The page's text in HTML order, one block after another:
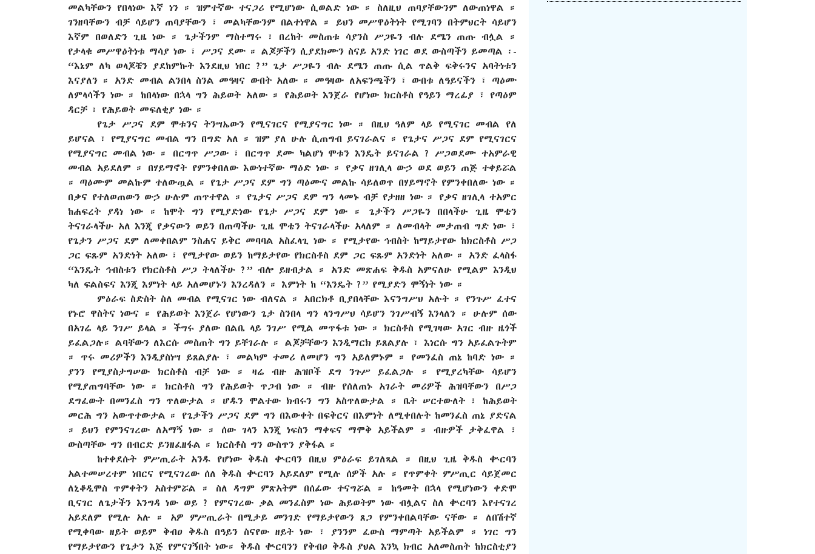
መልካቸውን የበላነው እኛ ነን ። ዝምተኛው ተናጋሪ የሚሆነው ሲወልድ ነው ። ስለዚህ ጠባያቸውንም ለውጠነዋል ።
ገንዘባቸውን ብቻ ሳይሆን ጠባያቸውን ፣ መልካቸውንም በልተነዋል ። ይህን መሥዋዕትነት የሚገባን በትምህርት ሳይሆን
እኛም በወለድን ጊዜ ነው ። ጌታችንም ማስተማሩ ፣ በረከት መስጠቱ ሳያንስ ሥጋዬን ብሉ ደሜን ጠጡ ብሏል ።
የታላቁ መሥዋዕትነቱ ማሳያ ነው ፣ ሥጋና ደሙ ። ልጆቻችን ሲያደክሙን ስናይ አንድ ነገር ወደ ውስጣችን ይመጣል ፡-
“እኔም ለካ ወላጆቼን ያደከምኩት እንደዚህ ነበር ?” ጌታ ሥጋዬን ብሉ ደሜን ጠጡ ሲል ጥልቅ ፍቅሩንና አባትነቱን
እናያለን ። አንድ መብል ልንበላ ስንል መዓዛና ውበት አለው ። መዓዛው ለአፍንጫችን ፣ ውበቱ ለዓይናችን ፣ ጣዕሙ
ለምላሳችን ነው ። ከበላነው በኋላ ግን ሕይወት አለው ። የሕይወት እንጀራ የሆነው ክርስቶስ የዓይን ማረፊያ ፣ የጣዕም
ዳርቻ ፣ የሕይወት መፍለቂያ ነው ።
የጌታ ሥጋና ደም ሞቱንና ትንሣኤውን የሚናገርና የሚያናግር ነው ። በዚህ ዓለም ላይ የሚናገር መብል የለ
ይሆናል ፣ የሚያናግር መብል ግን በግድ አለ ። ዝም ያለ ሁሉ ሲጠግብ ይናገራልና ። የጌታና ሥጋና ደም የሚናገርና
የሚያናግር መብል ነው ። በርግጥ ሥጋው ፣ በርግጥ ደሙ ካልሆነ ሞቱን እንዴት ይናገራል ? ሥጋወደሙ ተአምራዊ
መብል አይደለም ። በሃይማኖት የምንቀበለው እውነተኛው ማዕድ ነው ። የቃና ዘገሊላ ውኃ ወደ ወይን ጠጅ ተቀይሯል
። ጣዕሙም መልኩም ተለውጧል ። የጌታ ሥጋና ደም ግን ጣዕሙና መልኩ ሳይለወጥ በሃይማኖት የምንቀበለው ነው ።
በቃና የተለወጠውን ውኃ ሁሉም ጠጥተዋል ። የጌታና ሥጋና ደም ግን ላመኑ ብቻ የታዘዘ ነው ። የቃና ዘገሊላ ተአምር
ከሐፍረት ያዳነ ነው ። ከሞት ግን የሚያድነው የጌታ ሥጋና ደም ነው ። ጌታችን ሥጋዬን በበላችሁ ጊዜ ሞቴን
ትናገራላችሁ አለ እንጂ የቃናውን ወይን በጠጣችሁ ጊዜ ሞቴን ትናገራላችሁ አላለም ። ለመብላት መታጠብ ግድ ነው ፣
የጌታን ሥጋና ደም ለመቀበልም ንስሐና ይቅር መባባል አስፈላጊ ነው ። የሚታየው ኅብስት ከማይታየው ከክርስቶስ ሥጋ
ጋር ፍጹም አንድነት አለው ፣ የሚታየው ወይን ከማይታየው የክርስቶስ ደም ጋር ፍጹም አንድነት አለው ። አንድ ፈላስፋ
“እንዴት ኅብስቱን የክርስቶስ ሥጋ ትላለችሁ ?” ብሎ ይዘብታል ። አንድ መጽሐፍ ቅዱስ አምናለሁ የሚልም እንዲህ
ካለ ፍልስፍና እንጂ እምነት ላይ አለመሆኑን እንረዳለን ። እምነት ከ “እንዴት ?” የሚያድን ሞኝነት ነው ።
ምዕራፍ ስድስት ስለ መብል የሚናገር ነው ብለናል ። አበርክቶ ቢያበላቸው እናንግሥህ አሉት ። የንጉሥ ፈተና
የኑሮ ዋስትና ነውና ። የሕይወት እንጀራ የሆነውን ጌታ ስንበላ ግን ላንግሥህ ሳይሆን ንገሥብኝ እንላለን ። ሁሉም ሰው
በአገሬ ላይ ንገሥ ይላል ። ችግሩ ያለው በልቤ ላይ ንገሥ የሚል መጥፋቱ ነው ። ክርስቶስ የሚገዛው አገር ብዙ ዜጎች
ይፈልጋሉ። ልባቸውን ለእርሱ መስጠት ግን ይቸገራሉ ። ልጆቻቸውን እንዲማርክ ይጸልያሉ ፣ እነርሱ ግን አይፈልጉትም
። ጥሩ መሪዎችን እንዲያስነሣ ይጸልያሉ ፣ መልካም ተመሪ ለመሆን ግን አይለምኑም ። የመንፈስ ጠኔ ከባድ ነው ።
ያንን የሚያስታግሠው ክርስቶስ ብቻ ነው ። ዛሬ ብዙ ሕዝቦች ደግ ንጉሥ ይፈልጋሉ ። የሚያረካቸው ሳይሆን
የሚያጠግባቸው ነው ። ክርስቶስ ግን የሕይወት ጥጋብ ነው ። ብዙ የሰለጠኑ አገራት መሪዎች ሕዝባቸውን በሥጋ
ደግፈውት በመንፈስ ግን ጥለውታል ። ሆዱን ሞልተው ክብሩን ግን አስጥለውታል ። ቤት ሠርተውለት ፣ ከሕይወት
መርሕ ግን አውጥተውታል ። የጌታችን ሥጋና ደም ግን በእውቀት በፍቅርና በእምነት ለሚቀበሉት ከመንፈስ ጠኔ ያድናል
። ይህን የምንናገረው ለአማኝ ነው ። ሰው ገላን እንጂ ነፍስን ማቀፍና ማሞቅ አይችልም ። ብዙዎች ታቅፈዋል ፣
ውስጣቸው ግን በብርድ ይንዘፈዘፋል ። ክርስቶስ ግን ውስጥን ያቅፋል ።
ከተቀደሱት ምሥጢራት አንዱ የሆነው ቅዱስ ቊርባን በዚህ ምዕራፍ ይገለጻል ። በዚህ ጊዜ ቅዱስ ቊርባን
አልተመሠረተም ነበርና የሚናገረው ሰለ ቅዱስ ቊርባን አይደለም የሚሉ ሰዎች አሉ ። የጥምቀት ምሥጢር ሳይጀመር
ለኒቆዲሞስ ጥምቀትን አስተምሯል ። ስለ ዳግም ምጽአትም በሰፊው ተናግሯል ። ከዓመት በኋላ የሚሆነውን ቀድሞ
ቢናገር ለጌታችን እንግዳ ነው ወይ ? የምናገረው ቃል መንፈስም ነው ሕይወትም ነው ብሏልና ስለ ቊርባን እየተናገረ
አይደለም የሚሉ አሉ ። አዎ ምሥጢራት በሚታይ መንገድ የማይታየውን ጸጋ የምንቀበልባቸው ናቸው ። ለበሽተኛ
የሚቀባው ዘይት ወይም ቅብዐ ቅዱስ በዓይን ስናየው ዘይት ነው ፣ ያንንም ፈውስ ማምጣት አይችልም ። ነገር ግን
የማይታየውን የጌታን እጅ የምናገኝበት ነው። ቅዱስ ቊርባንን የቅብዐ ቅዱስ ያህል እንኳ ክብር አለመስጠት ከክርስቲያን